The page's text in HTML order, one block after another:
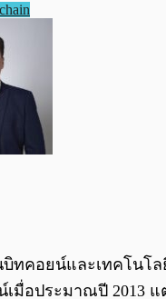
ทคอยน์และเทคโนโล
เมื่อประมาณปี 2013